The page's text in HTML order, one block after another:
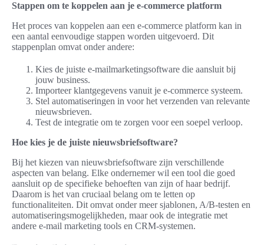
Stappen om te koppelen aan je e-commerce platform
Het proces van koppelen aan een e-commerce platform kan in
een aantal eenvoudige stappen worden uitgevoerd. Dit
stappenplan omvat onder andere:
Kies de juiste e-mailmarketingsoftware die aansluit bij
jouw business.
Importeer klantgegevens vanuit je e-commerce systeem.
Stel automatiseringen in voor het verzenden van relevante
nieuwsbrieven.
Test de integratie om te zorgen voor een soepel verloop.
Hoe kies je de juiste nieuwsbriefsoftware?
Bij het kiezen van nieuwsbriefsoftware zijn verschillende
aspecten van belang. Elke ondernemer wil een tool die goed
aansluit op de specifieke behoeften van zijn of haar bedrijf.
Daarom is het van cruciaal belang om te letten op
functionaliteiten. Dit omvat onder meer sjablonen, A/B-testen en
automatiseringsmogelijkheden, maar ook de integratie met
andere e-mail marketing tools en CRM-systemen.